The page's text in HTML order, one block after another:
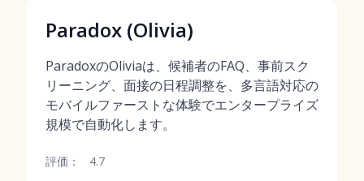
Paradox (Olivia)
ParadoxのOliviaは、候補者のFAQ、事前スク
リーニング、面接の日程調整を、多言語対応の
モバイルファーストな体験でエンタープライズ
規模で自動化します。
評価： 4.7